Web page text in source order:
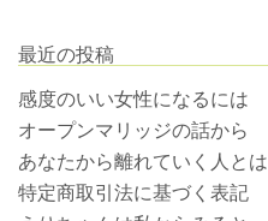
最近の投稿
感度のいい女性になるには
オープンマリッジの話から
あなたから離れていく人とは
特定商取引法に基づく表記